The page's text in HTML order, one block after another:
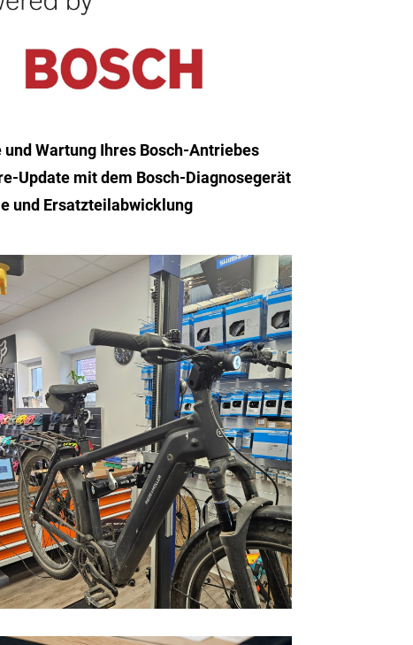
und Wartung Ihres Bosch-Antriebes
Update mit dem Bosch-Diagnosegerät
und Ersatzteilabwicklung